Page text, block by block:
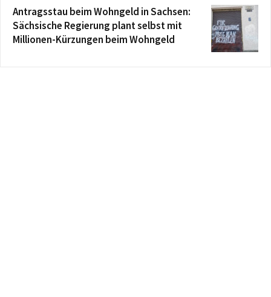
Antragsstau beim Wohngeld in Sachsen:
Sächsische Regierung plant selbst mit
Millionen-Kürzungen beim Wohngeld